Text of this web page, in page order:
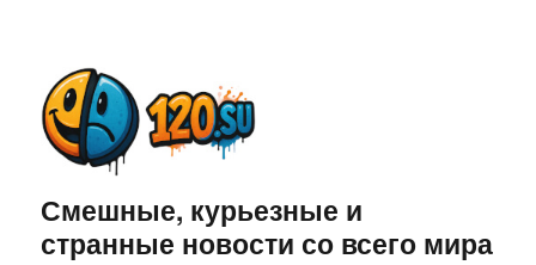
Смешные, курьезные и
странные новости со всего мира